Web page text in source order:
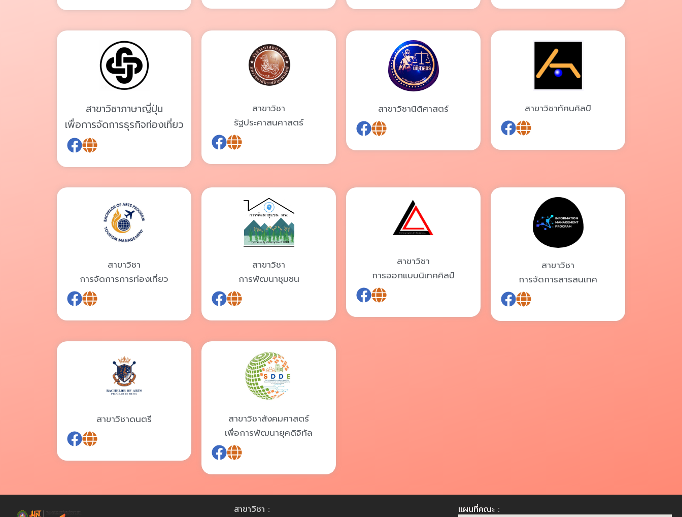
สาขาวิชาภาษาญี่ปุ่น
เพื่อการจัดการธุรกิจท่องเที่ยว
สาขาวิชา
รัฐประศาสนศาสตร์
สาขาวิชานิติศาสตร์ สาขาวิชาทัศนศิลป์
สาขาวิชา
การจัดการการท่องเที่ยว
สาขาวิชา
การพัฒนาชุมชน
สาขาวิชา
การออกแบบนิเทศศิลป์
สาขาวิชา
การจัดการสารสนเทศ
สาขาวิชาดนตรี
สาขาวิชาสังคมศาสตร์
เพื่อการพัฒนายุคดิจิทัล
สาขาวิชา : แผนที่คณะ :